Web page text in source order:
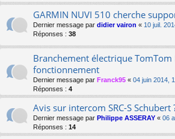
GARMIN NUVI 510 cherche
Dernier message par didier vairon « 10 juil.
Réponses : 38
Branchement électrique TomTom
fonctionnement
Dernier message par Franck95 « 04 juin 2014,
Réponses : 4
Avis sur intercom SRC-S Schubert
Dernier message par Philippe ASSERAY « 06
Réponses : 14